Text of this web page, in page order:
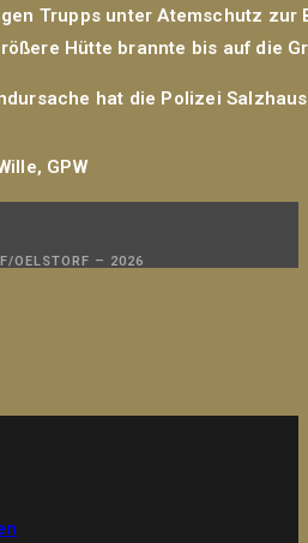
Trupps unter Atemschutz
Hütte brannte bis auf die
hat die Polizei
GPW
OELSTORF – 2026